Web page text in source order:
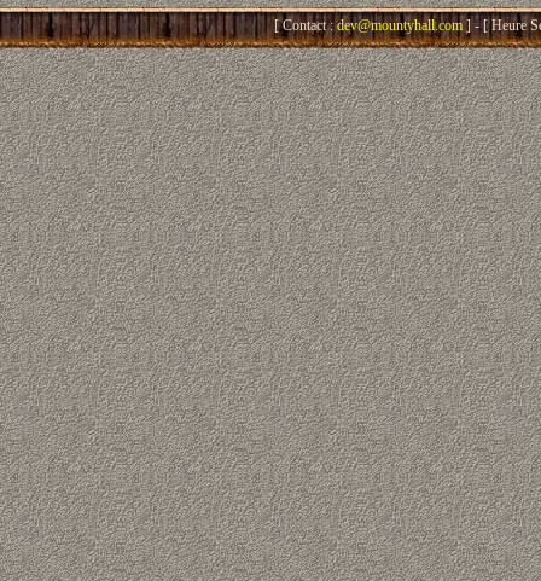
[ Contact : dev@mountyhall.com ] - [ Heure